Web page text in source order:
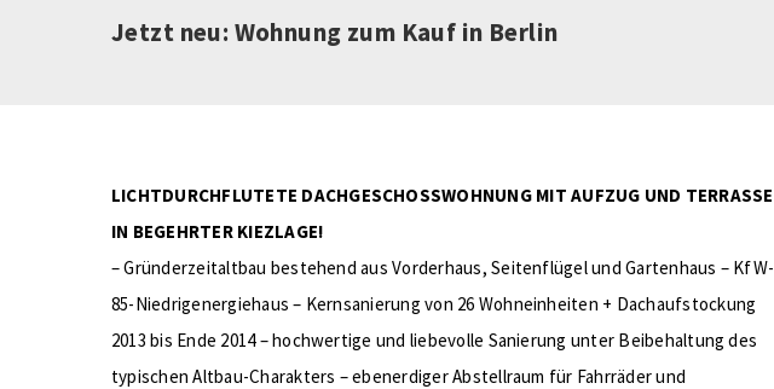
Jetzt neu: Wohnung zum Kauf in Berlin
LICHTDURCHFLUTETE DACHGESCHOSSWOHNUNG MIT AUFZUG UND TERRASSE
IN BEGEHRTER KIEZLAGE!
– Gründerzeitaltbau bestehend aus Vorderhaus, Seitenflügel und Gartenhaus – KfW-
85-Niedrigenergiehaus – Kernsanierung von 26 Wohneinheiten + Dachaufstockung
2013 bis Ende 2014 – hochwertige und liebevolle Sanierung unter Beibehaltung des
typischen Altbau-Charakters – ebenerdiger Abstellraum für Fahrräder und